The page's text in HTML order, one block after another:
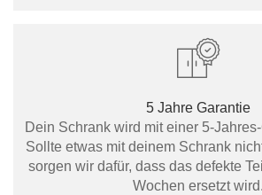
5 Jahre Garantie
Dein Schrank wird mit einer 5-
Sollte etwas mit deinem Schrank
sorgen wir dafür, dass das defekte
Wochen ersetzt wird.